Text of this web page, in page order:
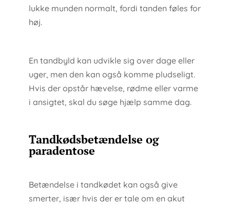
lukke munden normalt, fordi tanden føles for
høj.
En tandbyld kan udvikle sig over dage eller
uger, men den kan også komme pludseligt.
Hvis der opstår hævelse, rødme eller varme
i ansigtet, skal du søge hjælp samme dag.
Tandkødsbetændelse og
paradentose
Betændelse i tandkødet kan også give
smerter, især hvis der er tale om en akut